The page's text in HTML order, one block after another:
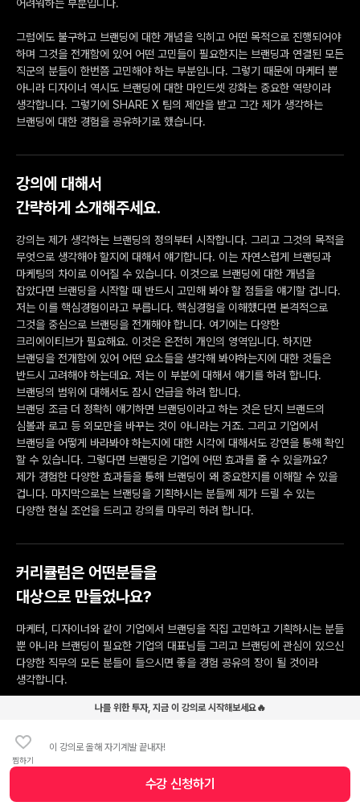
찜하기
나를 위한 투자, 지금 이 강의로 시작해보세요🔥
이 강의로 올해 자기계발 끝내자!
수강 신청하기
어려워하는 부분입니다.
그럼에도 불구하고 브랜딩에 대한 개념을 익히고 어떤 목적으로 진행되어야
하며 그것을 전개함에 있어 어떤 고민들이 필요한지는 브랜딩과 연결된 모든
직군의 분들이 한번쯤 고민해야 하는 부분입니다. 그렇기 때문에 마케터 뿐
아니라 디자이너 역시도 브랜딩에 대한 마인드셋 강화는 중요한 역량이라
생각합니다. 그렇기에 SHARE X 팀의 제안을 받고 그간 제가 생각하는
브랜딩에 대한 경험을 공유하기로 했습니다.
강의에 대해서
간략하게 소개해주세요.
강의는 제가 생각하는 브랜딩의 정의부터 시작합니다. 그리고 그것의 목적을
무엇으로 생각해야 할지에 대해서 얘기합니다. 이는 자연스럽게 브랜딩과
마케팅의 차이로 이어질 수 있습니다. 이것으로 브랜딩에 대한 개념을
잡았다면 브랜딩을 시작할 때 반드시 고민해 봐야 할 점들을 얘기할 겁니다.
저는 이를 핵심경험이라고 부릅니다. 핵심경험을 이해했다면 본격적으로
그것을 중심으로 브랜딩을 전개해야 합니다. 여기에는 다양한
크리에이티브가 필요해요. 이것은 온전히 개인의 영역입니다. 하지만
브랜딩을 전개함에 있어 어떤 요소들을 생각해 봐야하는지에 대한 것들은
반드시 고려해야 하는데요. 저는 이 부분에 대해서 얘기를 하려 합니다.
브랜딩의 범위에 대해서도 잠시 언급을 하려 합니다.
브랜딩 조금 더 정확히 얘기하면 브랜딩이라고 하는 것은 단지 브랜드의
심볼과 로고 등 외모만을 바꾸는 것이 아니라는 거죠. 그리고 기업에서
브랜딩을 어떻게 바라봐야 하는지에 대한 시각에 대해서도 강연을 통해 확인
할 수 있습니다. 그렇다면 브랜딩은 기업에 어떤 효과를 줄 수 있을까요?
제가 경험한 다양한 효과들을 통해 브랜딩이 왜 중요한지를 이해할 수 있을
겁니다. 마지막으로는 브랜딩을 기획하시는 분들께 제가 드릴 수 있는
다양한 현실 조언을 드리고 강의를 마무리 하려 합니다.
커리큘럼은 어떤분들을
대상으로 만들었나요?
마케터, 디자이너와 같이 기업에서 브랜딩을 직집 고민하고 기획하시는 분들
뿐 아니라 브랜딩이 필요한 기업의 대표님들 그리고 브랜딩에 관심이 있으신
다양한 직무의 모든 분들이 들으시면 좋을 경험 공유의 장이 될 것이라
생각합니다.
본 강의를 선택한
수강생들에게 하고싶은 말